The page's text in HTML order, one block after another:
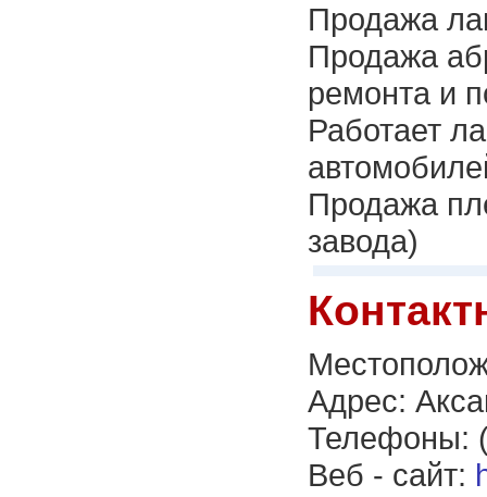
Продажа
Продажа
ремонта и
Работает
Продажа
завода)
Адрес:
Телефоны:
Веб - сайт: